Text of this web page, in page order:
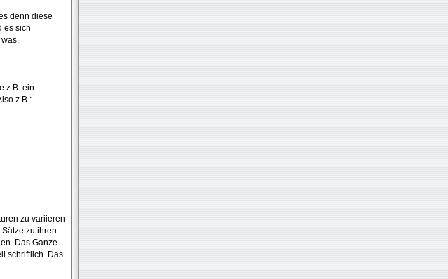
denn diese
es sich
z.B. ein
z.B.:
zu variieren
zu ihren
Das Ganze
schriftlich. Das